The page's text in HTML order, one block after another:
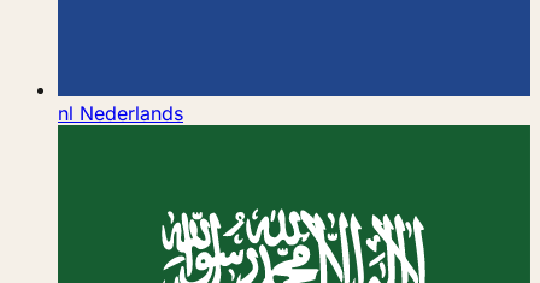
nl Nederlands